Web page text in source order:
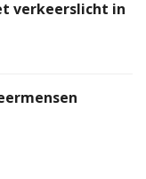
verkeerslicht in